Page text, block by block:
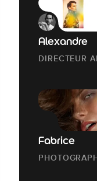
Alexandre
DIRECTEUR
Fabrice